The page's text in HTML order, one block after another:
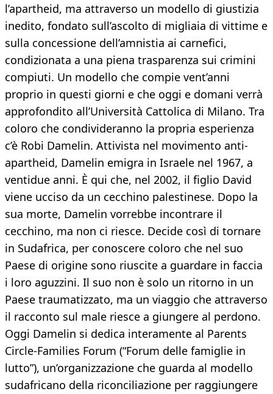
l’apartheid, ma attraverso un modello di giustizia
inedito, fondato sull’ascolto di migliaia di vittime e
sulla concessione dell’amnistia ai carnefici,
condizionata a una piena trasparenza sui crimini
compiuti. Un modello che compie vent’anni
proprio in questi giorni e che oggi e domani verrà
approfondito all’Università Cattolica di Milano. Tra
coloro che condivideranno la propria esperienza
c’è Robi Damelin. Attivista nel movimento anti-
apartheid, Damelin emigra in Israele nel 1967, a
ventidue anni. È qui che, nel 2002, il figlio David
viene ucciso da un cecchino palestinese. Dopo la
sua morte, Damelin vorrebbe incontrare il
cecchino, ma non ci riesce. Decide così di tornare
in Sudafrica, per conoscere coloro che nel suo
Paese di origine sono riuscite a guardare in faccia
i loro aguzzini. Il suo non è solo un ritorno in un
Paese traumatizzato, ma un viaggio che attraverso
il racconto sul male riesce a giungere al perdono.
Oggi Damelin si dedica interamente al Parents
Circle-Families Forum (“Forum delle famiglie in
lutto”), un’organizzazione che guarda al modello
sudafricano della riconciliazione per raggiungere